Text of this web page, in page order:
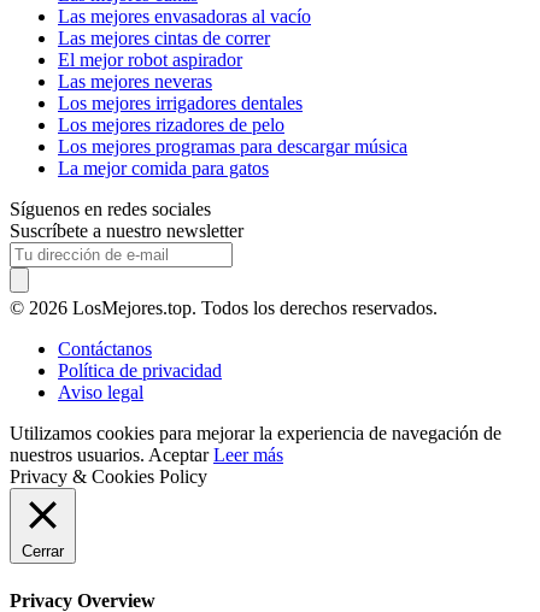
Las mejores envasadoras al vacío
Las mejores cintas de correr
El mejor robot aspirador
Las mejores neveras
Los mejores irrigadores dentales
Los mejores rizadores de pelo
Los mejores programas para descargar música
La mejor comida para gatos
Síguenos en redes sociales
Suscríbete a nuestro newsletter
© 2026 LosMejores.top. Todos los derechos reservados.
Contáctanos
Política de privacidad
Aviso legal
Utilizamos cookies para mejorar la experiencia de navegación de
nuestros usuarios. Aceptar Leer más
Privacy & Cookies Policy
Cerrar
Privacy Overview